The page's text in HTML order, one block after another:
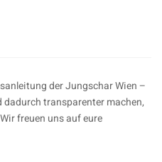
der Jungschar Wien –
transparenter machen,
freuen uns auf eure